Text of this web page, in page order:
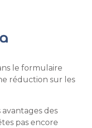
le formulaire
réduction sur les
des
pas encore